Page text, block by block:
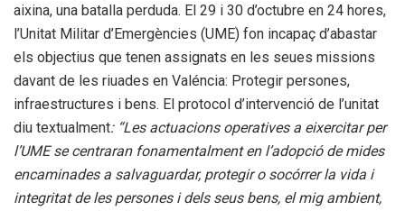
aixina, una batalla perduda. El 29 i 30 d’octubre en 24 hores,
l’Unitat Militar d’Emergències (UME) fon incapaç d’abastar
els objectius que tenen assignats en les seues missions
davant de les riuades en Valéncia: Protegir persones,
infraestructures i bens. El protocol d’intervenció de l’unitat
diu textualment: “Les actuacions operatives a eixercitar per
l’UME se centraran fonamentalment en l’adopció de mides
encaminades a salvaguardar, protegir o socórrer la vida i
integritat de les persones i dels seus bens, el mig ambient,